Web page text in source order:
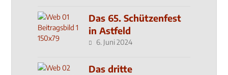
Das 65. Schützenfest
in Astfeld
6. Juni 2024
Das dritte